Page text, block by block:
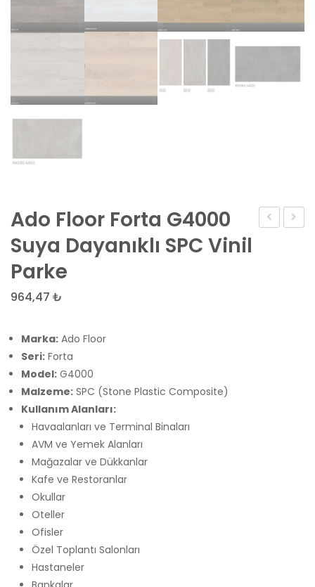
Ado Floor Forta G4000
Suya Dayanıklı SPC Vinil
Parke
964,47 ₺
Marka: Ado Floor
Seri: Forta
Model: G4000
Malzeme: SPC (Stone Plastic Composite)
Kullanım Alanları:
Havaalanları ve Terminal Binaları
AVM ve Yemek Alanları
Mağazalar ve Dükkanlar
Kafe ve Restoranlar
Okullar
Oteller
Ofisler
Özel Toplantı Salonları
Hastaneler